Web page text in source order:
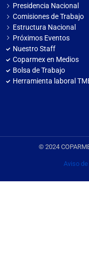
Presidencia Nacional
Comisiones de Trabajo
Estructura Nacional
Próximos Eventos
Nuestro Staff
Coparmex en Medios
Bolsa de Trabajo
Herramienta laboral
© 2024
Aviso